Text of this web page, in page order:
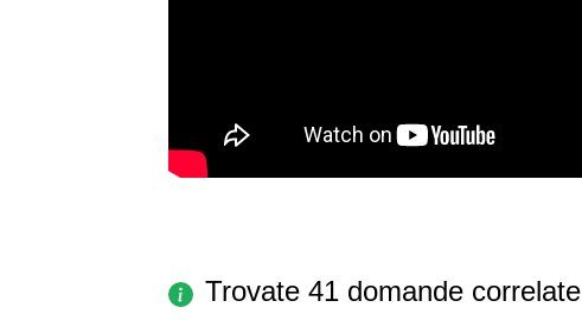
Trovate 41 domande correlate